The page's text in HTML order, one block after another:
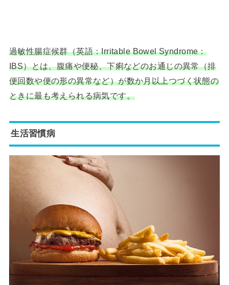
過敏性腸症候群（英語：Irritable Bowel Syndrome：
IBS）とは、腹痛や便秘、下痢などのお通じの異常（排
便回数や便の形の異常など）が数か月以上つづく状態の
ときに最も考えられる病気です。
生活習慣病